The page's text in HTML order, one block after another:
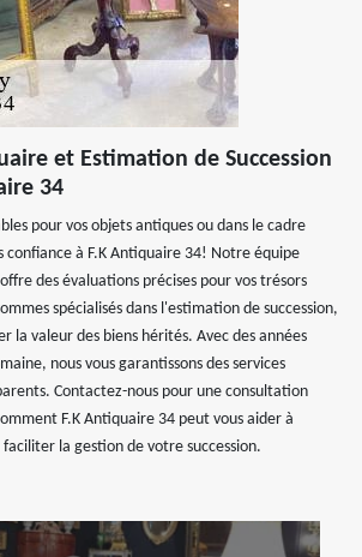
et Estimation de Succession
34
pour vos objets antiques ou dans le cadre
confiance à F.K Antiquaire 34! Notre équipe
des évaluations précises pour vos trésors
spécialisés dans l'estimation de succession,
la valeur des biens hérités. Avec des années
nous vous garantissons des services
Contactez-nous pour une consultation
F.K Antiquaire 34 peut vous aider à
la gestion de votre succession.